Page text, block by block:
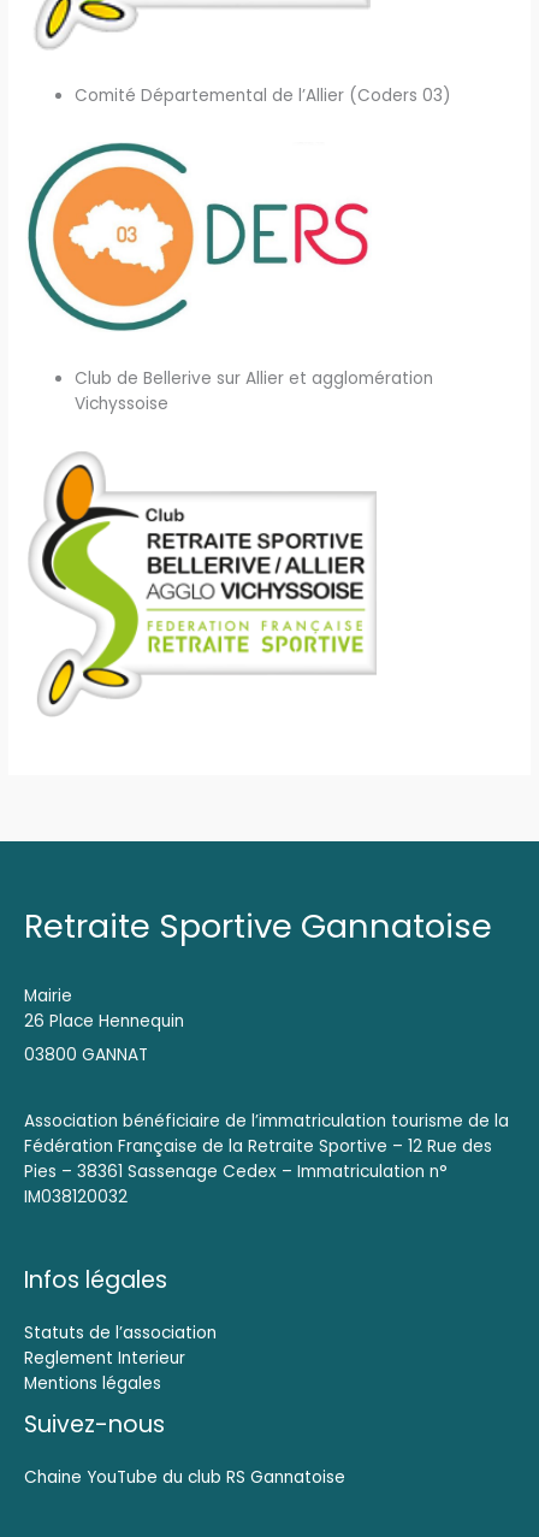
Comité Départemental de l’Allier (Coders 03)
Club de Bellerive sur Allier et agglomération
Vichyssoise
Retraite Sportive Gannatoise
Mairie
26 Place Hennequin
03800 GANNAT
Association bénéficiaire de l’immatriculation tourisme de la
Fédération Française de la Retraite Sportive – 12 Rue des
Pies – 38361 Sassenage Cedex – Immatriculation n°
IM038120032
Infos légales
Statuts de l’association
Reglement Interieur
Mentions légales
Suivez-nous
Chaine YouTube du club RS Gannatoise